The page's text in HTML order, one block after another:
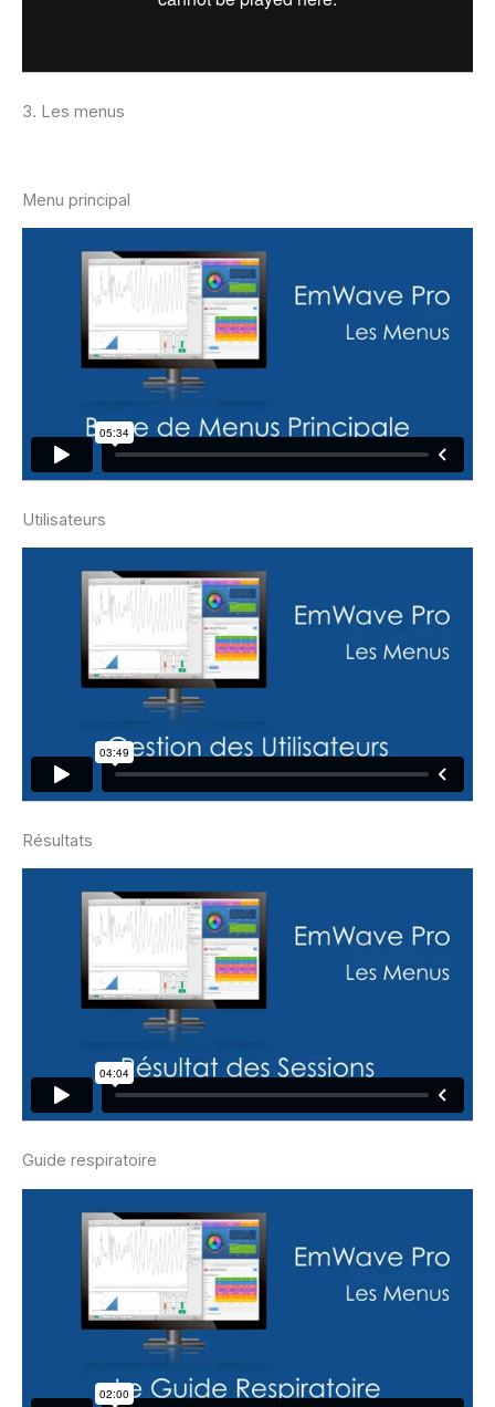
3. Les menus
Menu principal
Utilisateurs
Résultats
Guide respiratoire